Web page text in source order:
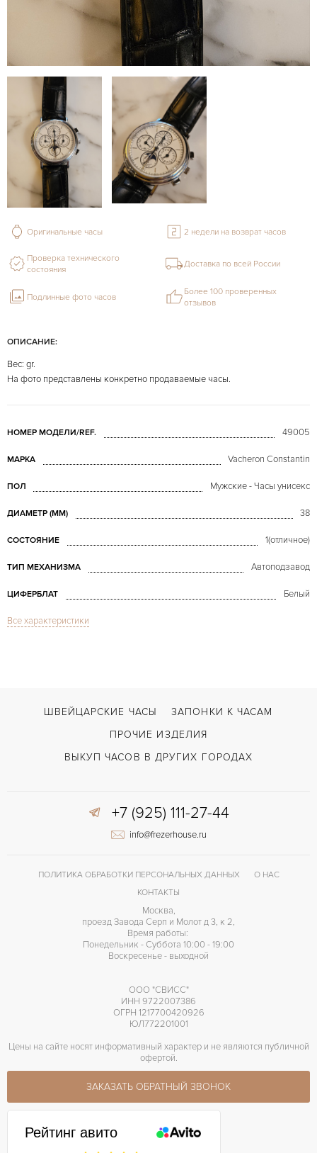
ОПИСАНИЕ:
Вес: gr.
На фото представлены конкретно продаваемые часы.
НОМЕР МОДЕЛИ/REF. 49005
МАРКА Vacheron Constantin
ПОЛ Мужские - Часы унисекс
ДИАМЕТР (MM) 38
СОСТОЯНИЕ 1(отличное)
ТИП МЕХАНИЗМА Автоподзавод
ЦИФЕРБЛАТ Белый
СТЕКЛО
Застежка с помощью шипа
Все характеристики
Оригинальные часы 2 недели на возврат часов
Проверка технического
состояния
Доставка по всей России
Подлинные фото часов
Более 100 проверенных
отзывов
ШВЕЙЦАРСКИЕ ЧАСЫ
ЗАПОНКИ К ЧАСАМ
ПРОЧИЕ ИЗДЕЛИЯ
ВЫКУП ЧАСОВ В ДРУГИХ ГОРОДАХ
+7 (925) 111-27-44
info@frezerhouse.ru
ПОЛИТИКА ОБРАБОТКИ ПЕРСОНАЛЬНЫХ ДАННЫХ
О НАС
КОНТАКТЫ
Москва,
проезд Завода Серп и Молот д 3, к 2,
Время работы:
Понедельник - Суббота 10:00 - 19:00
Воскресенье - выходной
ООО "СВИСС"
ИНН 9722007386
ОГРН 1217700420926
ЮЛ772201001
Цены на сайте носят информативный характер и не являются публичной
офертой.
ЗАКАЗАТЬ ОБРАТНЫЙ ЗВОНОК
Рейтинг авито